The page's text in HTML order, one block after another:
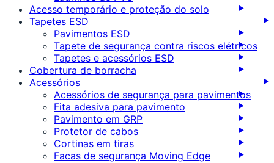
Acesso temporário e proteção do solo
Tapetes ESD
Pavimentos ESD
Tapete de segurança contra riscos elétricos
Tapetes e acessórios ESD
Cobertura de borracha
Acessórios
Acessórios de segurança para pavimentos
Fita adesiva para pavimento
Pavimento em GRP
Protetor de cabos
Cortinas em tiras
Facas de segurança Moving Edge